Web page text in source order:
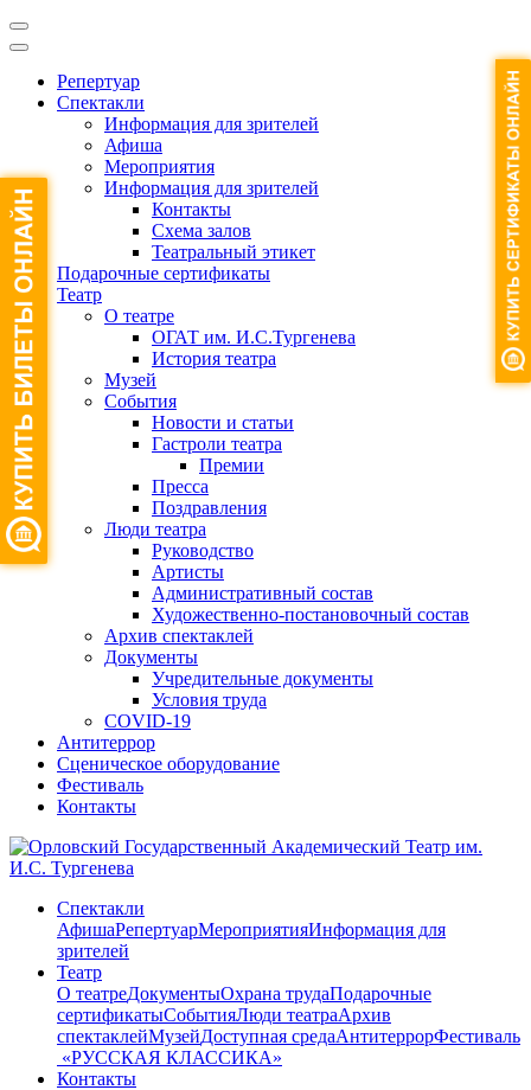
Репертуар
Спектакли
Информация для зрителей
Афиша
Мероприятия
Информация для зрителей
Контакты
Схема залов
Театральный этикет
Подарочные сертификаты
Театр
О театре
ОГАТ им. И.С.Тургенева
История театра
Музей
События
Новости и статьи
Гастроли театра
Премии
Пресса
Поздравления
Люди театра
Руководство
Артисты
Административный состав
Художественно-постановочный состав
Архив спектаклей
Документы
Учредительные документы
Условия труда
COVID-19
Антитеррор
Сценическое оборудование
Фестиваль
Контакты
Спектакли
АфишаРепертуарМероприятияИнформация для
зрителей
Театр
О театреДокументыОхрана трудаПодарочные
сертификатыСобытияЛюди театраАрхив
спектаклейМузейДоступная средаАнтитеррорФестиваль
​ «РУССКАЯ КЛАССИКА»
Контакты